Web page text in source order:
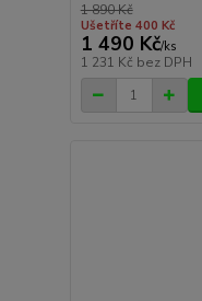
1 890 Kč
Ušetříte 400 Kč
1 490 Kč/ks
1 231 Kč bez DPH